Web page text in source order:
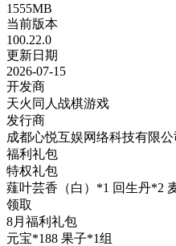
1555MB
当前版本
100.22.0
更新日期
2026-07-15
开发商
天火同人战棋游戏
发行商
成都心悦互娱网络科技有限公
福利礼包
特权礼包
薤叶芸香（白）*1 回生丹*2
领取
8月福利礼包
元宝*188 果子*1组